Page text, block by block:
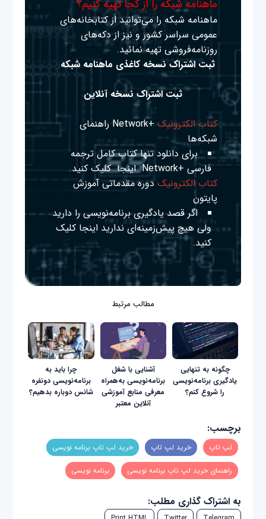
ماهنامه شبکه را از کجا تهیه کنیم؟
ماهنامه شبکه را می‌توانید از کتابخانه‌های
عمومی سراسر کشور و نیز از دکه‌های
روزنامه‌فروشی تهیه نمائید.
ثبت اشتراک نسخه کاغذی ماهنامه شبکه
ثبت اشتراک نسخه آنلاین
کتاب الکترونیک
+Network راهنمای
شبکه‌ها
برای دانلود تنها کتاب کامل ترجمه
فارسی +Network
اینجا کلیک کنید.
کتاب الکترونیک دوره مقدماتی آموزش
پایتون
اگر قصد یادگیری برنامه‌نویسی را دارید
ولی هیچ پیش‌زمینه‌ای نداریداینجا کلیک
کنید.
مطالب مرتبط
چگونه به تنهایی
یادگیری برنامه‌نویسی
را شروع کنم؟
آشنایی با شغل
برنامه‌نویسی به‌همراه
معرفی منابع آموزشی
آنلاین معتبر
چرا باید به
برنامه‌نویسی دونفره
شانس دوباره‌‌ بدهیم؟
برچسب:
لپ تاپ خرید لپ تاپ خرید لپ تاپ برنامه نویسی
راهنمای خرید لپ تاپ برنامه نویسی برنامه نویسی
به اشتراک گذاری مطلب: